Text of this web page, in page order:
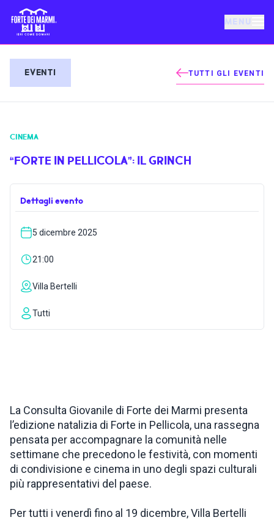
MENU
EVENTI
NOTIZIE
OSPITALITÀ
VILLA BERTELLI
ENG
EVENTI TUTTI GLI EVENTI
CINEMA
“FORTE IN PELLICOLA”: IL GRINCH
Dettagli evento
5 dicembre 2025
21:00
Villa Bertelli
Tutti
La Consulta Giovanile di Forte dei Marmi presenta
l’edizione natalizia di Forte in Pellicola, una rassegna
pensata per accompagnare la comunità nelle
settimane che precedono le festività, con momenti
di condivisione e cinema in uno degli spazi culturali
più rappresentativi del paese.
Per tutti i venerdì fino al 19 dicembre, Villa Bertelli